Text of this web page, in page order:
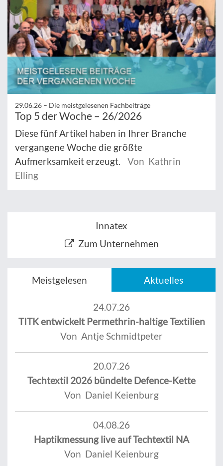
29.06.26 – Die meistgelesenen Fachbeiträge
Top 5 der Woche – 26/2026
Diese fünf Artikel haben in Ihrer Branche
vergangene Woche die größte
Aufmerksamkeit erzeugt.
Von Kathrin
Elling
Innatex
Zum Unternehmen
Meistgelesen Aktuelles
24.07.26
TITK entwickelt Permethrin-haltige Textilien
Von Antje Schmidtpeter
20.07.26
Techtextil 2026 bündelte Defence-Kette
Von Daniel Keienburg
04.08.26
Haptikmessung live auf Techtextil NA
Von Daniel Keienburg